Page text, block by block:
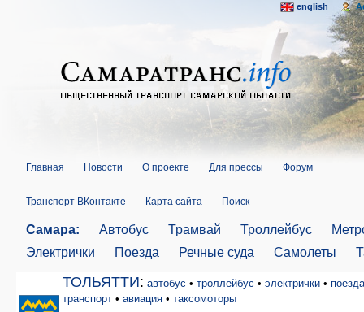
Главная Новости О проекте Для прессы Форум
Транспорт ВКонтакте Карта сайта Поиск
Самара: Автобус Трамвай Троллейбус
Электрички
Поезда Речные суда Самолеты
ТОЛЬЯТТИ: автобус • троллейбус • электрички • поезда
транспорт • авиация • таксомоторы
english